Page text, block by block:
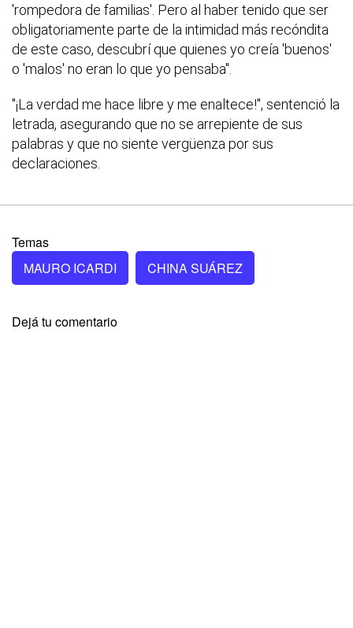
'rompedora de familias'. Pero al haber tenido que ser
obligatoriamente parte de la intimidad más recóndita
de este caso, descubrí que quienes yo creía 'buenos'
o 'malos' no eran lo que yo pensaba".
"¡La verdad me hace libre y me enaltece!", sentenció la
letrada, asegurando que no se arrepiente de sus
palabras y que no siente vergüenza por sus
declaraciones.
Temas
MAURO ICARDI
CHINA SUÁREZ
Dejá tu comentario